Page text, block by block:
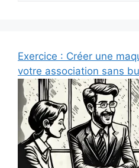
Exercice : Créer une
votre association sans